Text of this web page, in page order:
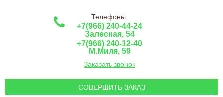
Телефоны:
+7(966) 240-44-24
Залесная, 54
+7(966) 240-12-40
М.Миля, 59
Заказать звонок
СОВЕРШИТЬ ЗАКАЗ